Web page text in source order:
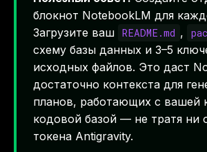
блокнот NotebookLM для
Загрузите ваш README.md ,
схему базы данных и 3–5
исходных файлов. Это даст
достаточно контекста для
планов, работающих с вашей
кодовой базой — не тратя ни
токена Antigravity.